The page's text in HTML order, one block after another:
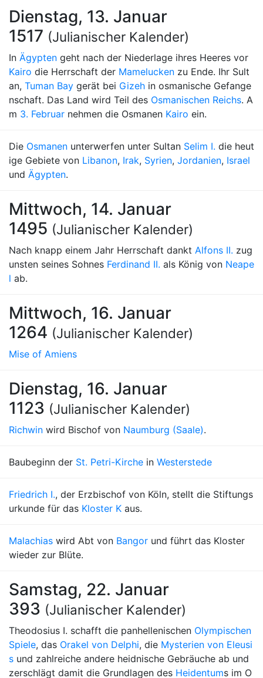
Dienstag, 13. Januar
1517 (Julianischer Kalender)
In Ägypten geht nach der Niederlage ihres Heeres vor
Kairo die Herrschaft der Mamelucken zu Ende. Ihr Sult
an, Tuman Bay gerät bei Gizeh in osmanische Gefange
nschaft. Das Land wird Teil des Osmanischen Reichs. A
m 3. Februar nehmen die Osmanen Kairo ein.
Die Osmanen unterwerfen unter Sultan Selim I. die heut
ige Gebiete von Libanon, Irak, Syrien, Jordanien, Israel
und Ägypten.
Mittwoch, 14. Januar
1495 (Julianischer Kalender)
Nach knapp einem Jahr Herrschaft dankt Alfons II. zug
unsten seines Sohnes Ferdinand II. als König von Neape
l ab.
Mittwoch, 16. Januar
1264 (Julianischer Kalender)
Mise of Amiens
Dienstag, 16. Januar
1123 (Julianischer Kalender)
Richwin wird Bischof von Naumburg (Saale).
Baubeginn der St. Petri-Kirche in Westerstede
Friedrich I., der Erzbischof von Köln, stellt die Stiftungs
urkunde für das Kloster K aus.
Malachias wird Abt von Bangor und führt das Kloster
wieder zur Blüte.
Samstag, 22. Januar
393 (Julianischer Kalender)
Theodosius I. schafft die panhellenischen Olympischen
Spiele, das Orakel von Delphi, die Mysterien von Eleusi
s und zahlreiche andere heidnische Gebräuche ab und
zerschlägt damit die Grundlagen des Heidentums im O